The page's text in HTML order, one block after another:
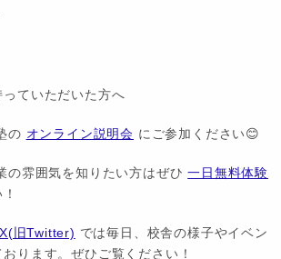
ていただいた方へ
の オンライン説明会 にご参加ください😊
の雰囲気を知りたい方はぜひ一日無料体験
旧Twitter) では毎日、校舎の様子やイベン
ります。ぜひご覧ください！